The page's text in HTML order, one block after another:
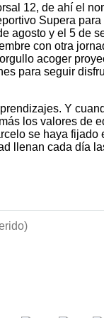
12, de ahí el
Supera
agosto y el 5 de
con otra
acoger
para seguir
Y
los valores de
se haya fijado
llenan cada día